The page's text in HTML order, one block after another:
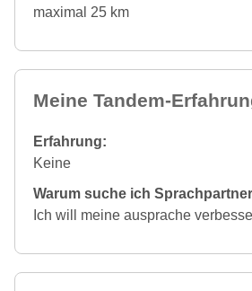
maximal 25 km
Meine Tandem-
Erfahrung:
Keine
Warum suche ich
Ich will meine ausprache